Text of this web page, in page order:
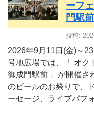
ーフ
門駅
投稿:
2026年9月11日(金)～
号地広場では、「 オク
御成門駅前 」が開催さ
のビールのお祭りで、
ーセージ、ライブパフ